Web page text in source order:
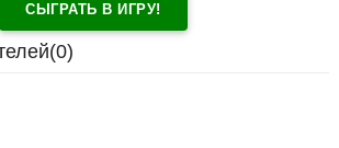
СЫГРАТЬ В ИГРУ!
0)